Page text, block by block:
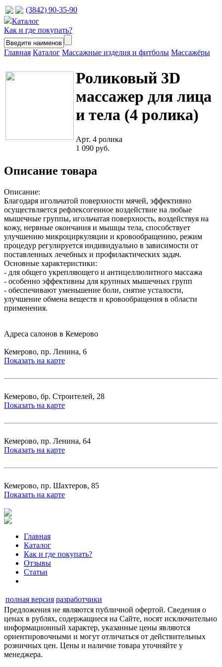
(3842) 90-35-90
Каталог
Как и где покупать?
Главная Каталог Массажные изделия и фитболы Массажёры
Роликовый 3D
массажер для лица
и тела (4 ролика)
Арт. 4 ролика
1 090 руб.
Описание товара
Описание:
Благодаря игольчатой поверхности мячей, эффективно
осуществляется рефлексогенное воздействие на любые
мышечные группы, игольчатая поверхность, воздействуя на
кожу, нервные окончания и мышцы тела, способствует
улучшению микроциркуляции и кровообращению, режим
процедур регулируется индивидуально в зависимости от
поставленных лечебных и профилактических задач.
Основные характеристики:
- для общего укрепляющего и антицеллюлитного массажа
- особенно эффективны для крупных мышечных групп
- обеспечивают уменьшение боли, снятие усталости,
улучшение обмена веществ и кровообращения в области
применения.
Адреса салонов в Кемерово
Кемерово, пр. Ленина, 6
Показать на карте
Кемерово, бр. Строителей, 28
Показать на карте
Кемерово, пр. Ленина, 64
Показать на карте
Кемерово, пр. Шахтеров, 85
Показать на карте
Главная
Каталог
Как и где покупать?
Отзывы
Статьи
полная версия разработчики
Предложения не являются публичной офертой. Сведения о
ценах в рублях, содержащиеся на Сайте, носят исключительно
информационный характер, указанные цены являются
ориентировочными и могут отличаться от действительных
розничных цен. Цены и наличие товара уточняйте у
менеджера.